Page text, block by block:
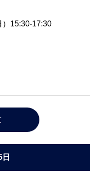
15:30-17:30